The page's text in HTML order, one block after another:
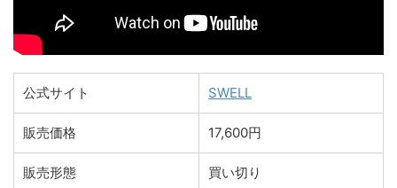
公式サイト SWELL
販売価格 17,600円
販売形態 買い切り